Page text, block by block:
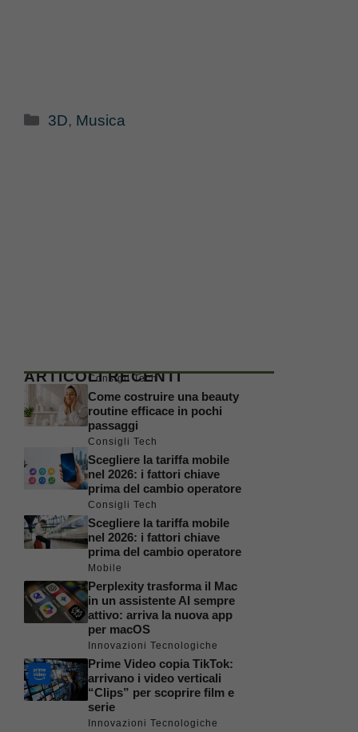
Categorie
3D, Musica
ARTICOLI RECENTI
Consigli Tech
Come costruire una beauty
routine efficace in pochi
passaggi
Consigli Tech
Scegliere la tariffa mobile
nel 2026: i fattori chiave
prima del cambio operatore
Consigli Tech
Scegliere la tariffa mobile
nel 2026: i fattori chiave
prima del cambio operatore
Mobile
Perplexity trasforma il Mac
in un assistente AI sempre
attivo: arriva la nuova app
per macOS
Innovazioni Tecnologiche
Prime Video copia TikTok:
arrivano i video verticali
“Clips” per scoprire film e
serie
Innovazioni Tecnologiche